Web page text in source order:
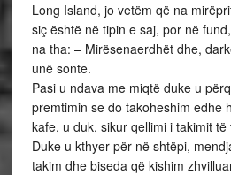
Long Island, jo vetëm që na
siç është në tipin e saj, por në
na tha: – Mirësenaerdhët dhe,
unë sonte.
Pasi u ndava me miqtë duke u
premtimin se do takoheshim edhe
kafe, u duk, sikur qellimi i takimit
Duke u kthyer për në shtëpi,
takim dhe biseda që kishim